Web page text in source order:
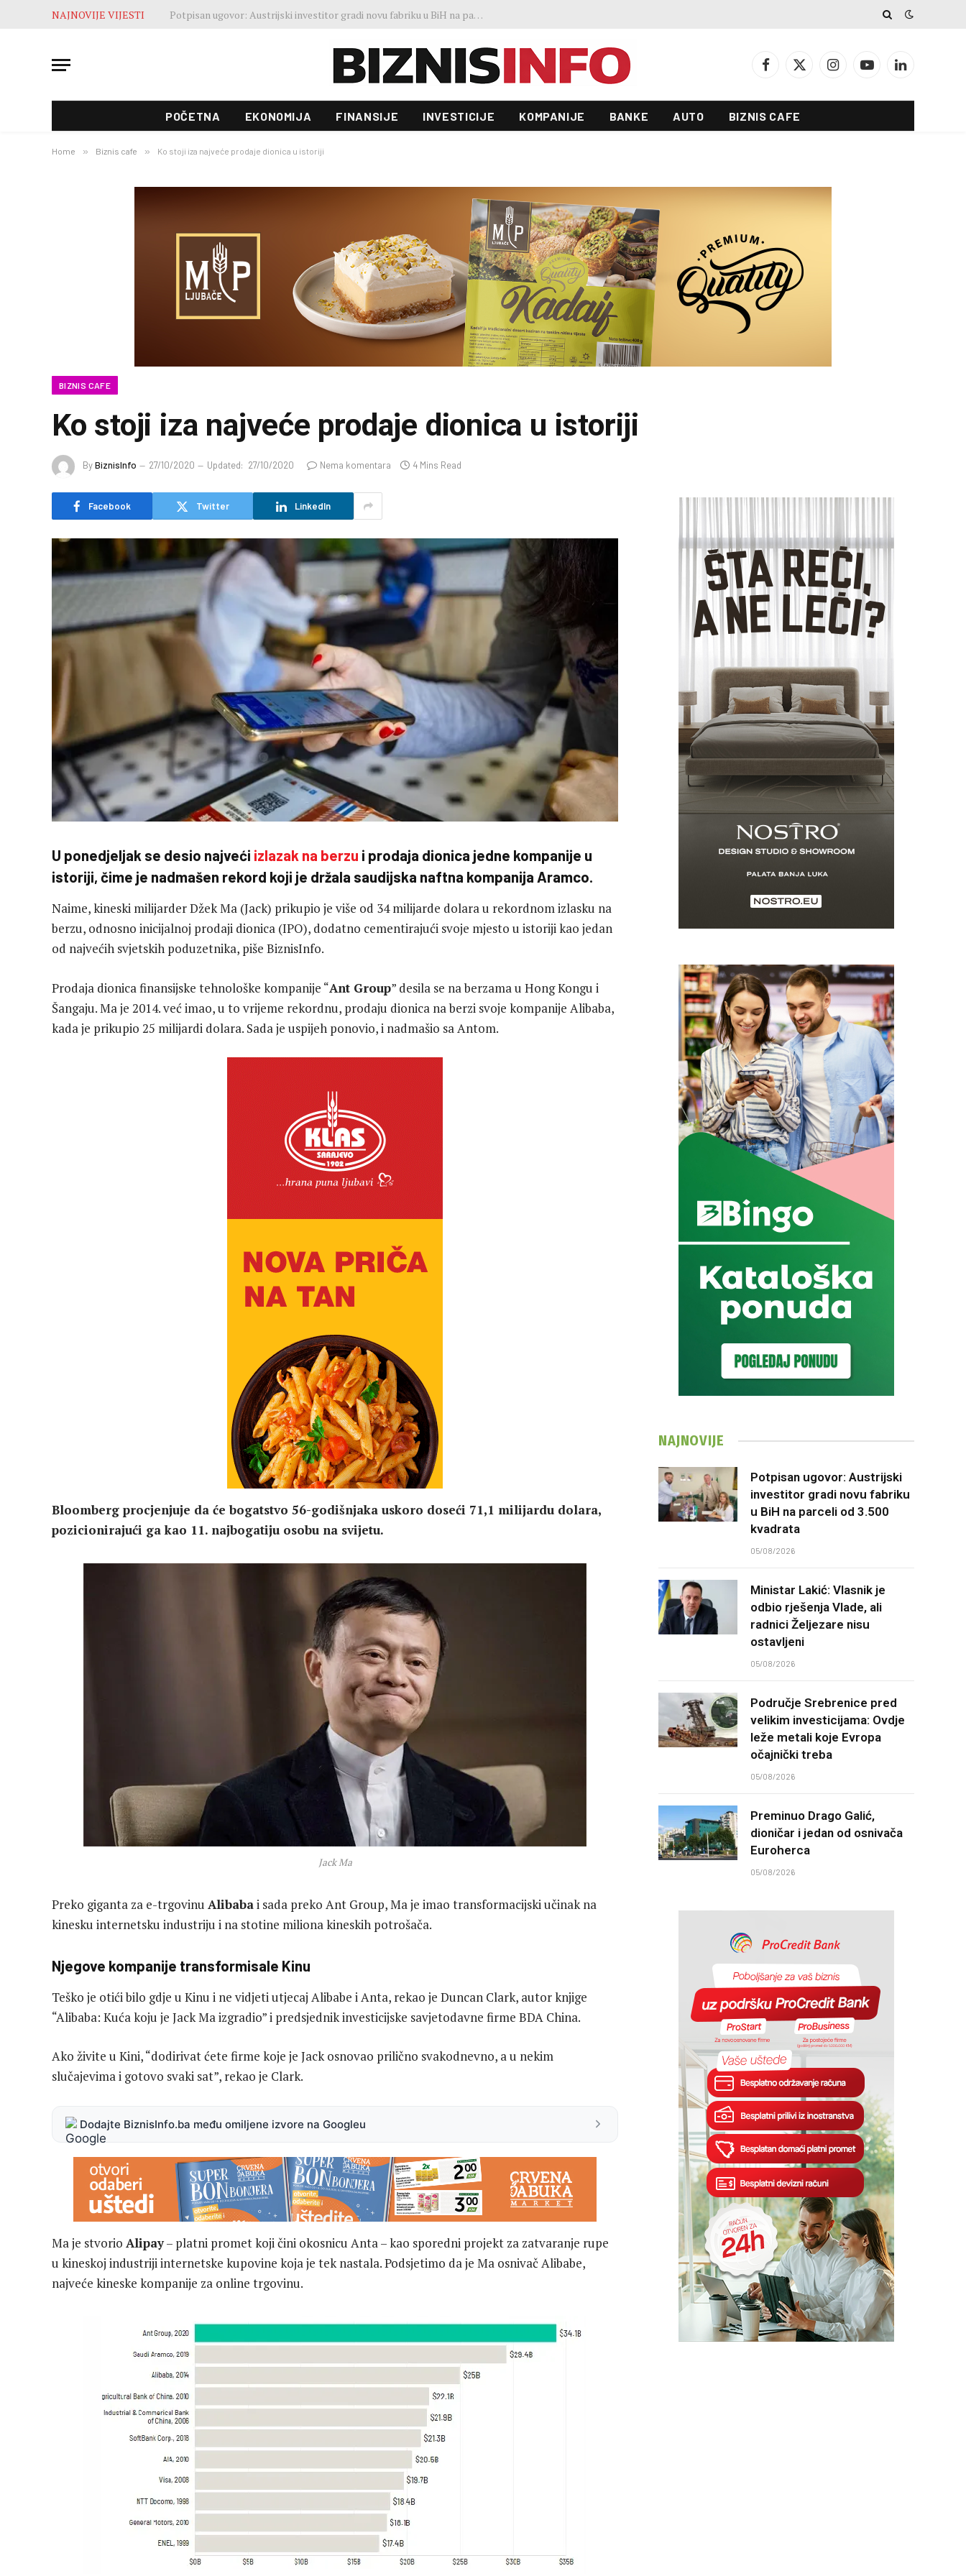
NAJNOVIJE VIJESTI Ministar Lakić: Vlasnik je odbio rješenja Vlade, ali radnici Željezare nisu ostavljeni
Facebook
X
InstagramYouTubeLinkedIn
POČETNA EKONOMIJA FINANSIJE INVESTICIJE KOMPANIJE BANKE AUTO BIZNIS CAFE
Home » Biznis cafe » Ko stoji iza najveće prodaje dionica u istoriji
BIZNIS CAFE
Ko stoji iza najveće prodaje dionica u istoriji
ByBiznisInfo 27/10/2020 Updated: 27/10/2020 Nema komentara 4 Mins Read
Facebook Twitter LinkedIn
U ponedjeljak se desio najveći izlazak na berzu i prodaja dionica jedne kompanije u
istoriji, čime je nadmašen rekord koji je držala saudijska naftna kompanija Aramco.
Naime, kineski milijarder Džek Ma (Jack) prikupio je više od 34 milijarde dolara u rekordnom izlasku na
berzu, odnosno inicijalnoj prodaji dionica (IPO), dodatno cementirajući svoje mjesto u istoriji kao jedan
od najvećih svjetskih poduzetnika, piše BiznisInfo.
Prodaja dionica finansijske tehnološke kompanije “Ant Group” desila se na berzama u Hong Kongu i
Šangaju. Ma je 2014. već imao, u to vrijeme rekordnu, prodaju dionica na berzi svoje kompanije Alibaba,
kada je prikupio 25 milijardi dolara. Sada je uspijeh ponovio, i nadmašio sa Antom.
Bloomberg procjenjuje da će bogatstvo 56-godišnjaka uskoro doseći 71,1 milijardu dolara,
pozicionirajući ga kao 11. najbogatiju osobu na svijetu.
Jack Ma
Preko giganta za e-trgovinu Alibabai sada preko Ant Group, Ma je ​​imao transformacijski učinak na
kinesku internetsku industriju i na stotine miliona kineskih potrošača.
Njegove kompanije transformisale Kinu
Teško je otići bilo gdje u Kinu i ne vidjeti utjecaj Alibabe i Anta, rekao je Duncan Clark, autor knjige
“Alibaba: Kuća koju je Jack Ma izgradio” i predsjednik investicijske savjetodavne firme BDA China.
Ako živite u Kini, “dodirivat ćete firme koje je Jack osnovao prilično svakodnevno, a u nekim
slučajevima i gotovo svaki sat”, rekao je Clark.
Dodajte BiznisInfo.ba među omiljene izvore na Googleu
Ma je stvorio Alipay– platni promet koji čini okosnicu Anta – kao sporedni projekt za zatvaranje rupe
u kineskoj industriji internetske kupovine koja je tek nastala. Podsjetimo da je Ma osnivač Alibabe,
najveće kineske kompanije za online trgovinu.
NAJNOVIJE
Potpisan ugovor: Austrijski
investitor gradi novu fabriku
u BiH na parceli od 3.500
kvadrata
05/08/2026
Ministar Lakić: Vlasnik je
odbio rješenja Vlade, ali
radnici Željezare nisu
ostavljeni
05/08/2026
Područje Srebrenice pred
velikim investicijama: Ovdje
leže metali koje Evropa
očajnički treba
05/08/2026
Preminuo Drago Galić,
dioničar i jedan od osnivača
Euroherca
05/08/2026